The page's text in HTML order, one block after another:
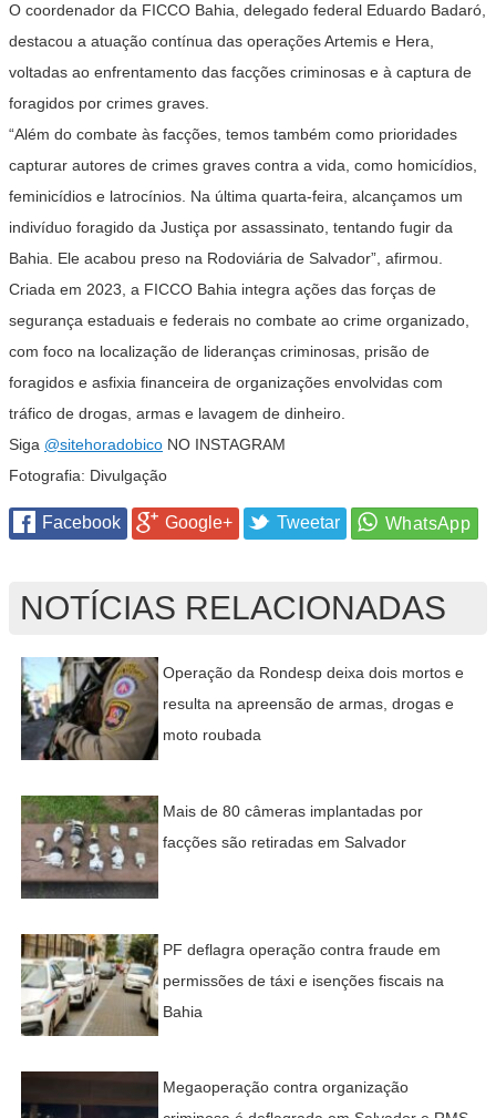
O coordenador da FICCO Bahia, delegado federal Eduardo Badaró,
destacou a atuação contínua das operações Artemis e Hera,
voltadas ao enfrentamento das facções criminosas e à captura de
foragidos por crimes graves.
“Além do combate às facções, temos também como prioridades
capturar autores de crimes graves contra a vida, como homicídios,
feminicídios e latrocínios. Na última quarta-feira, alcançamos um
indivíduo foragido da Justiça por assassinato, tentando fugir da
Bahia. Ele acabou preso na Rodoviária de Salvador”, afirmou.
Criada em 2023, a FICCO Bahia integra ações das forças de
segurança estaduais e federais no combate ao crime organizado,
com foco na localização de lideranças criminosas, prisão de
foragidos e asfixia financeira de organizações envolvidas com
tráfico de drogas, armas e lavagem de dinheiro.
Siga @sitehoradobico NO INSTAGRAM
Fotografia: Divulgação
Facebook Google+ Tweetar
NOTÍCIAS RELACIONADAS
Operação da Rondesp deixa dois mortos e
resulta na apreensão de armas, drogas e
moto roubada
Mais de 80 câmeras implantadas por
facções são retiradas em Salvador
PF deflagra operação contra fraude em
permissões de táxi e isenções fiscais na
Bahia
Megaoperação contra organização